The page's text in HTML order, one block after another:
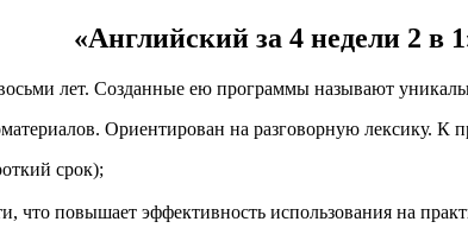
«Английский за 4 недели 2
лет. Созданные ею программы называют
Ориентирован на разговорную лексику. К
срок);
что повышает эффективность использования на